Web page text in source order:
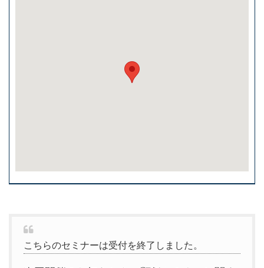
こちらのセミナーは受付を終了しました。